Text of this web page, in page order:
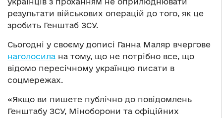
результати військових операцій до того, як це
зробить Генштаб ЗСУ.
Сьогодні у своєму дописі Ганна Маляр вчергове
наголосила на тому, що не потрібно все, що
відомо пересічному українцю писати в
соцмережах.
«Якщо ви пишете публічно до повідомлень
Генштабу ЗСУ, Міноборони та офіційних